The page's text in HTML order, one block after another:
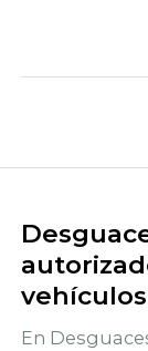
En